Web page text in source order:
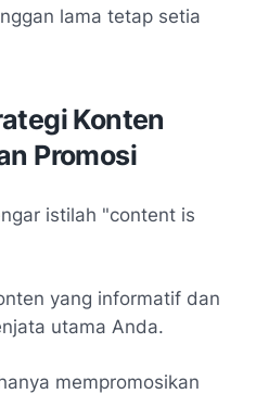
lama tetap setia
Konten
Promosi
istilah "content is
yang informatif dan
utama Anda.
mempromosikan